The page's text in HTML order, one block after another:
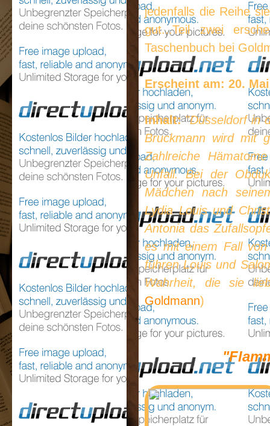
jedenfalls die Reihe
gut...Teil zwei
Taschenbuch bei
Erscheint am: 20.
Inhalt:"Düsseldorf in
Bruckmann wird mit
Zahlreiche
Unfall. Bei der
Mädchen nach
Lydia Louis und
Antonia das
es mit einem Fall
führen Louis und
Wahrheit, die sie
Goldmann)